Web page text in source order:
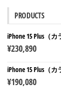
PRODUCTS
iPhone 15 Plus（
¥230,890
iPhone 15 Plus（
¥190,080